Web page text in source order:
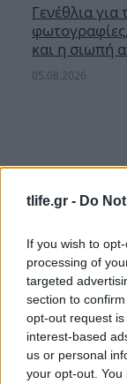
tlife.gr - Do
If you wish to
processing of
targeted
section to
opt-out request
interest-based
us or personal
your opt-out.
Γενέθλια
και η σιωπή
05.08.2026